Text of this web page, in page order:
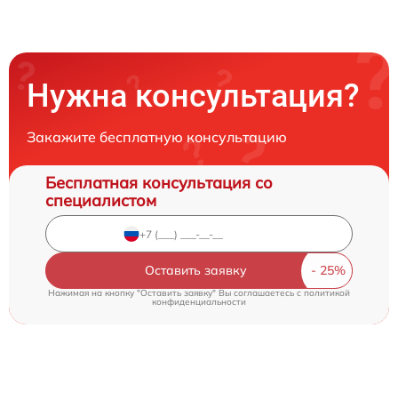
Нужна консультация?
Закажите бесплатную консультацию
Бесплатная консультация со
специалистом
Оставить заявку
Нажимая на кнопку "Оставить заявку" Вы соглашаетесь cполитикой
конфиденциальности